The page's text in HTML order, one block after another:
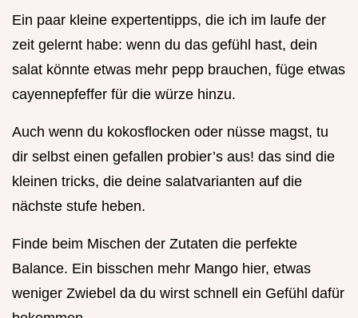
Ein paar kleine expertentipps, die ich im laufe der
zeit gelernt habe: wenn du das gefühl hast, dein
salat könnte etwas mehr pepp brauchen, füge etwas
cayennepfeffer für die würze hinzu.
Auch wenn du kokosflocken oder nüsse magst, tu
dir selbst einen gefallen probier’s aus! das sind die
kleinen tricks, die deine salatvarianten auf die
nächste stufe heben.
Finde beim Mischen der Zutaten die perfekte
Balance. Ein bisschen mehr Mango hier, etwas
weniger Zwiebel da du wirst schnell ein Gefühl dafür